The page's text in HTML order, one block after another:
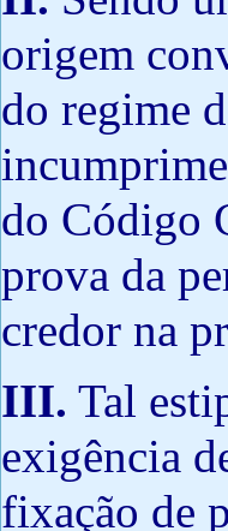
origem
do regime
do Código
prova da
credor na
III. Tal
exigência
fixação de